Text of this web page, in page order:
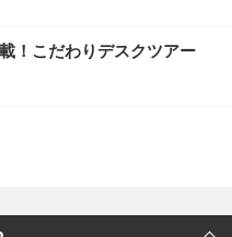
！こだわりデスクツアー